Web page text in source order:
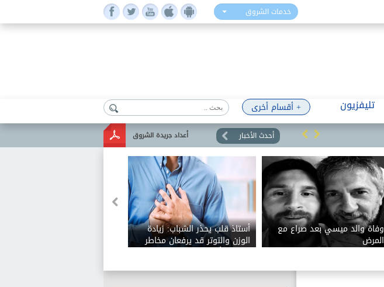
خدمات الشروق
+ أقسام أخرى تليفزيون
أعداد جريدة الشروق أحدث الأخبار
وفاة والد ميسي بعد صراع مع
المرض
أستاذ قلب يحذر الشباب: زيادة
الوزن والتوتر قد يرفعان مخاطر
الإصابة بأمراض القلب مبكرا